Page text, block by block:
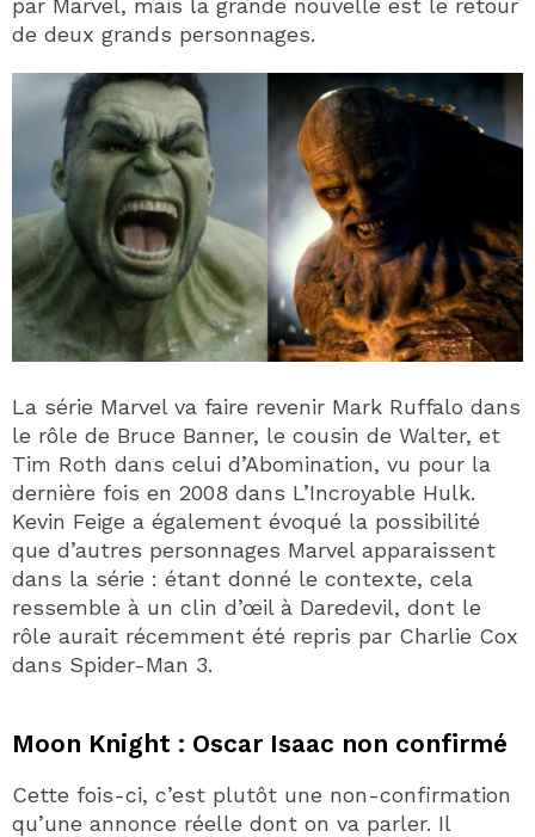
par Marvel, mais la grande nouvelle est le retour
de deux grands personnages.
La série Marvel va faire revenir Mark Ruffalo dans
le rôle de Bruce Banner, le cousin de Walter, et
Tim Roth dans celui d’Abomination, vu pour la
dernière fois en 2008 dans L’Incroyable Hulk.
Kevin Feige a également évoqué la possibilité
que d’autres personnages Marvel apparaissent
dans la série : étant donné le contexte, cela
ressemble à un clin d’œil à Daredevil, dont le
rôle aurait récemment été repris par Charlie Cox
dans Spider-Man 3.
Moon Knight : Oscar Isaac non confirmé
Cette fois-ci, c’est plutôt une non-confirmation
qu’une annonce réelle dont on va parler. Il